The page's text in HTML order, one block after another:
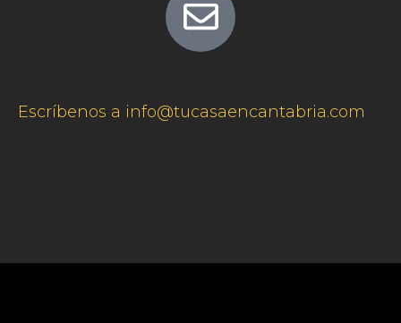
Escríbenos a info@tucasaencantabria.com